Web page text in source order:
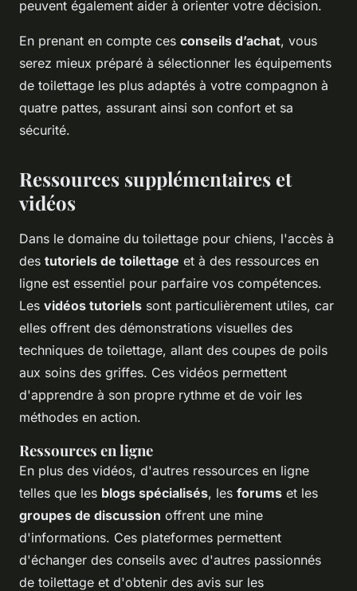
peuvent également aider à orienter votre décision.
En prenant en compte ces conseils d’achat, vous
serez mieux préparé à sélectionner les équipements
de toilettage les plus adaptés à votre compagnon à
quatre pattes, assurant ainsi son confort et sa
sécurité.
Ressources supplémentaires et
vidéos
Dans le domaine du toilettage pour chiens, l'accès à
des tutoriels de toilettage et à des ressources en
ligne est essentiel pour parfaire vos compétences.
Les vidéos tutoriels sont particulièrement utiles, car
elles offrent des démonstrations visuelles des
techniques de toilettage, allant des coupes de poils
aux soins des griffes. Ces vidéos permettent
d'apprendre à son propre rythme et de voir les
méthodes en action.
Ressources en ligne
En plus des vidéos, d'autres ressources en ligne
telles que les blogs spécialisés, les forums et les
groupes de discussion offrent une mine
d'informations. Ces plateformes permettent
d'échanger des conseils avec d'autres passionnés
de toilettage et d'obtenir des avis sur les